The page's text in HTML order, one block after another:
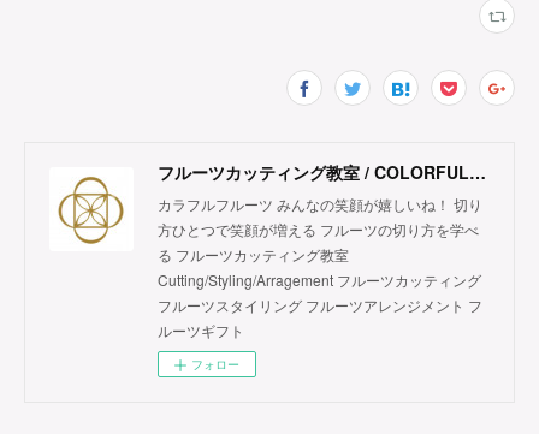
フルーツカッティング教室 / COLORFUL FRUITS
カラフルフルーツ みんなの笑顔が嬉しいね！ 切り
方ひとつで笑顔が増える フルーツの切り方を学べ
る フルーツカッティング教室
Cutting/Styling/Arragement フルーツカッティング
フルーツスタイリング フルーツアレンジメント フ
ルーツギフト
フォロー